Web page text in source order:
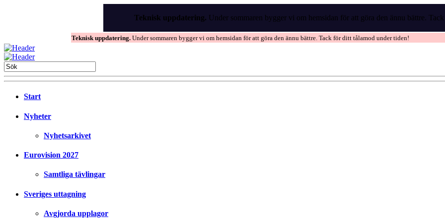
Teknisk uppdatering. Under sommaren bygger vi om hemsidan för att göra den ännu bättre.
Teknisk uppdatering. Under sommaren bygger vi om hemsidan för att göra den ännu bättre. Tack för ditt tålamod under tiden!
Start
Nyheter
Nyhetsarkivet
Eurovision 2027
Samtliga tävlingar
Sveriges uttagning
Avgjorda upplagor